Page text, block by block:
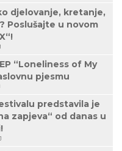
djelovanje, kretanje,
Poslušajte u novom
“Loneliness of My
pjesmu
predstavila je
zapjeva“ od danas u